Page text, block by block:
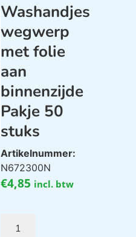
Washandjes
wegwerp
met folie
aan
binnenzijde
Pakje 50
stuks
Artikelnummer:
N672300N
€4,85 incl. btw